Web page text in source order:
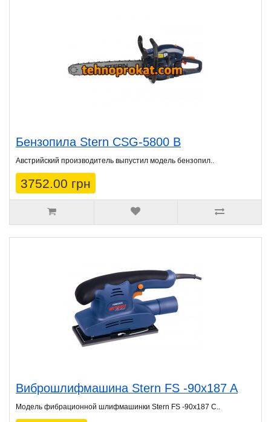
Бензопила Stern CSG-5800 B
Австрийский производитель выпустил модель бензопил..
3752.00 грн
Виброшлифмашина Stern FS -90x187 A
Модель фибрационной шлифмашинки Stern FS -90x187 C..